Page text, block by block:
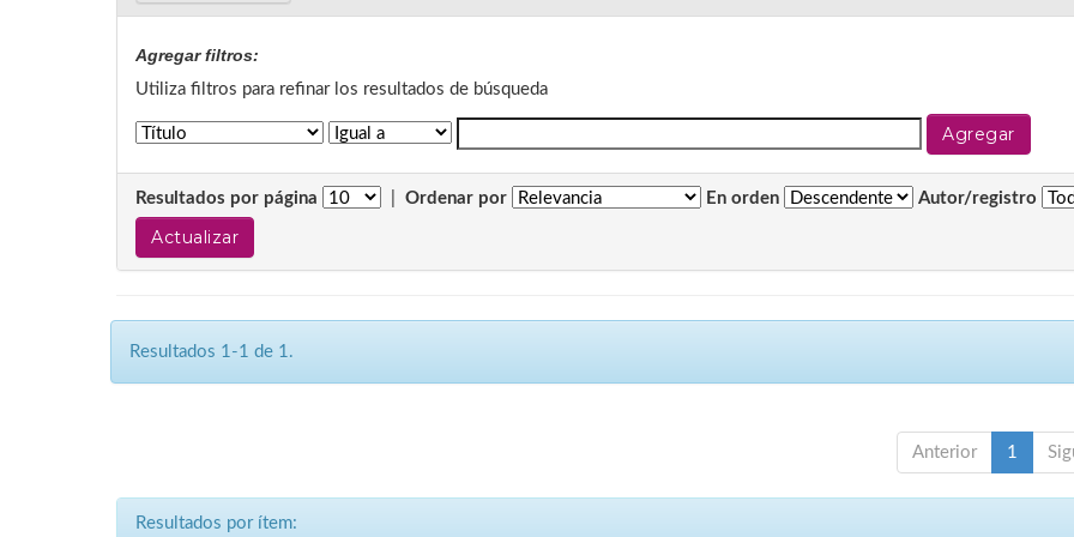
Agregar filtros:
Utiliza filtros para refinar los resultados de búsqueda
Resultados por página Ordenar por En orden Autor/registro
Resultados 1-1 de 1.
Anterior 1
Resultados por ítem: